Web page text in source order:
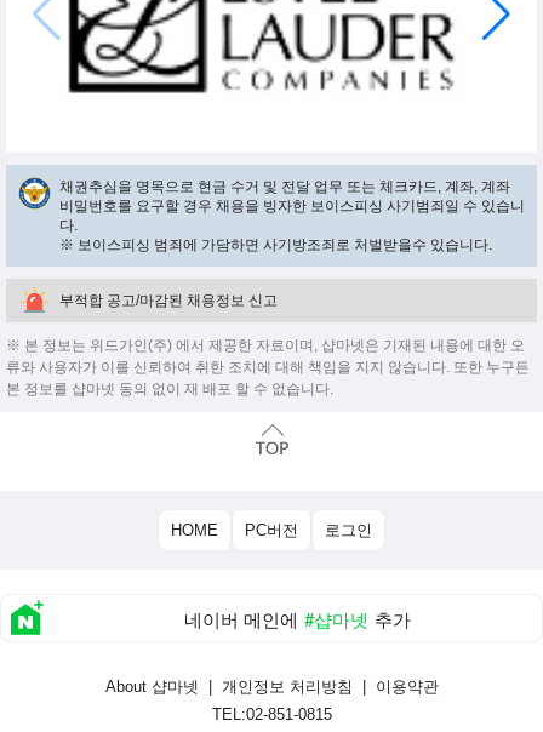
채권추심을 명목으로 현금 수거 및 전달 업무 또는 체크카드, 계좌, 계좌
비밀번호를 요구할 경우 채용을 빙자한 보이스피싱 사기범죄일 수 있습니
다.
※ 보이스피싱 범죄에 가담하면 사기방조죄로 처벌받을수 있습니다.
부적합 공고/마감된 채용정보 신고
※ 본 정보는 위드가인(주) 에서 제공한 자료이며, 샵마넷은 기재된 내용에 대한 오
류와 사용자가 이를 신뢰하여 취한 조치에 대해 책임을 지지 않습니다. 또한 누구든
본 정보를 샵마넷 동의 없이 재 배포 할 수 없습니다.
HOME PC버전 로그인
네이버 메인에 #샵마넷 추가
About 샵마넷 개인정보 처리방침
이용약관
TEL:02-851-0815